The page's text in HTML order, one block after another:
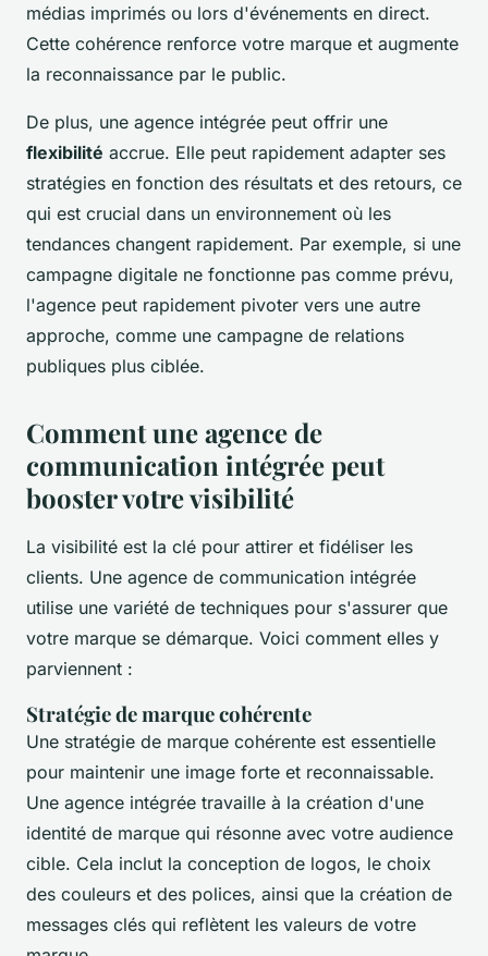
médias imprimés ou lors d'événements en direct.
Cette cohérence renforce votre marque et augmente
la reconnaissance par le public.
De plus, une agence intégrée peut offrir une
flexibilité accrue. Elle peut rapidement adapter ses
stratégies en fonction des résultats et des retours, ce
qui est crucial dans un environnement où les
tendances changent rapidement. Par exemple, si une
campagne digitale ne fonctionne pas comme prévu,
l'agence peut rapidement pivoter vers une autre
approche, comme une campagne de relations
publiques plus ciblée.
Comment une agence de
communication intégrée peut
booster votre visibilité
La visibilité est la clé pour attirer et fidéliser les
clients. Une agence de communication intégrée
utilise une variété de techniques pour s'assurer que
votre marque se démarque. Voici comment elles y
parviennent :
Stratégie de marque cohérente
Une stratégie de marque cohérente est essentielle
pour maintenir une image forte et reconnaissable.
Une agence intégrée travaille à la création d'une
identité de marque qui résonne avec votre audience
cible. Cela inclut la conception de logos, le choix
des couleurs et des polices, ainsi que la création de
messages clés qui reflètent les valeurs de votre